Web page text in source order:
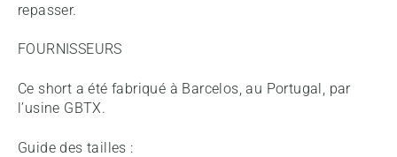
repasser.
FOURNISSEURS
Ce short a été fabriqué à Barcelos, au Portugal, par
l’usine GBTX.
Guide des tailles :